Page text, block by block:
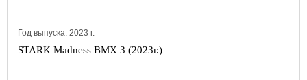
Год выпуска: 2023 г.
STARK Madness BMX 3 (2023г.)